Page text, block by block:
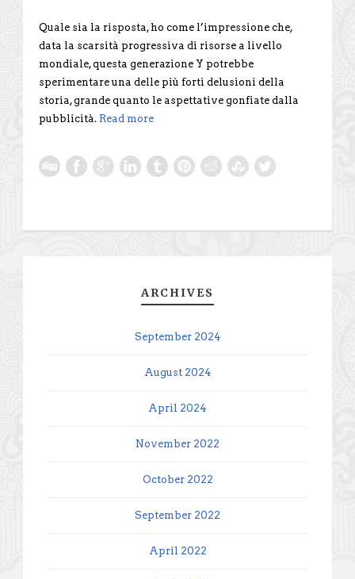
Quale sia la risposta, ho come l’impressione che,
data la scarsità progressiva di risorse a livello
mondiale, questa generazione Y potrebbe
sperimentare una delle più forti delusioni della
storia, grande quanto le aspettative gonfiate dalla
pubblicità. Read more
ARCHIVES
September 2024
August 2024
April 2024
November 2022
October 2022
September 2022
April 2022